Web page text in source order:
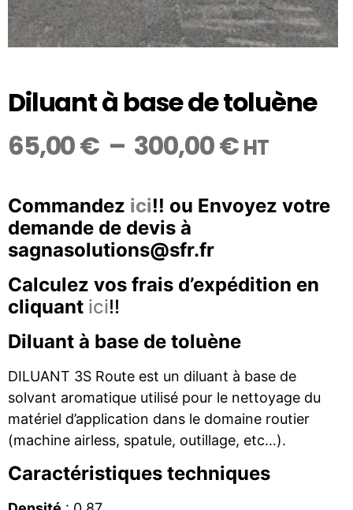
Diluant à base de toluène
65,00€ – 300,00€ HT
Commandez ici!! ou Envoyez votre
demande de devis à
sagnasolutions@sfr.fr
Calculez vos frais d’expédition en
cliquant ici!!
Diluant à base de toluène
DILUANT 3S Route est un diluant à base de
solvant aromatique utilisé pour le nettoyage du
matériel d’application dans le domaine routier
(machine airless, spatule, outillage, etc…).
Caractéristiques techniques